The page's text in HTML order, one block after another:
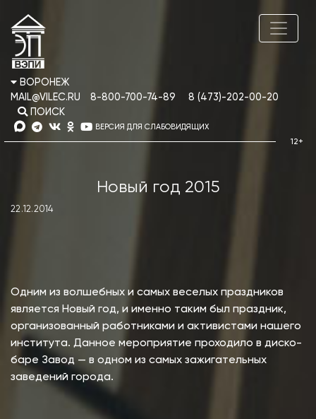
ВОРОНЕЖ
MAIL@VILEC.RU
8-800-700-74-89
8 (473)-202-00-20
ПОИСК
ВЕРСИЯ ДЛЯ СЛАБОВИДЯЩИХ
Новый год 2015
22.12.2014
Одним из волшебных и самых веселых праздников
является Новый год, и именно таким был праздник,
организованный работниками и активистами нашего
института. Данное мероприятие проходило в диско-
баре Завод — в одном из самых зажигательных
заведений города.